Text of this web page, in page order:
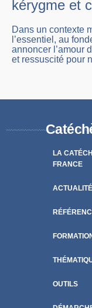
kérygme et
Dans un contexte
l’essentiel, au
annoncer l’amour
et ressuscité pour
LA
FRANCE
OUTILS